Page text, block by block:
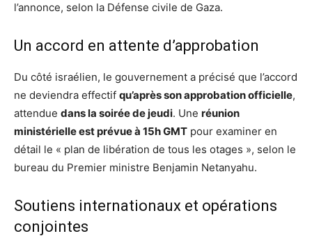
l’annonce, selon la Défense civile de Gaza.
Un accord en attente d’approbation
Du côté israélien, le gouvernement a précisé que l’accord
ne deviendra effectif qu’après son approbation officielle,
attendue dans la soirée de jeudi. Une réunion
ministérielle est prévue à 15h GMT pour examiner en
détail le « plan de libération de tous les otages », selon le
bureau du Premier ministre Benjamin Netanyahu.
Soutiens internationaux et opérations
conjointes